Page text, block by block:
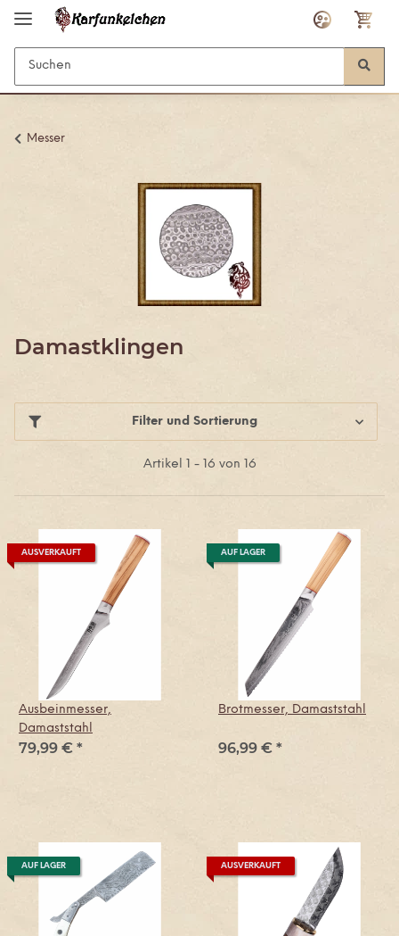
Messer
Damastklingen
Filter und Sortierung
Artikel 1 - 16 von 16
AUSVERKAUFT
Ausbeinmesser,
Damaststahl
79,99 € *
AUF LAGER
Brotmesser, Damaststahl
96,99 € *
AUF LAGER AUSVERKAUFT